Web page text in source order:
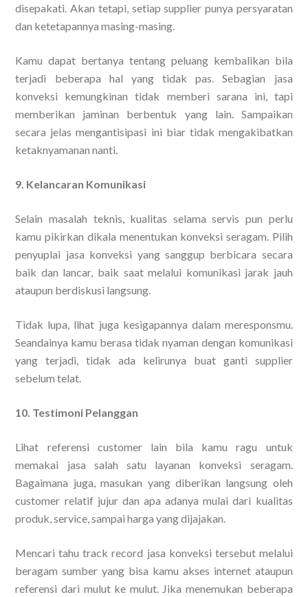
disepakati. Akan tetapi, setiap supplier punya persyaratan
dan ketetapannya masing-masing.
Kamu dapat bertanya tentang peluang kembalikan bila
terjadi beberapa hal yang tidak pas. Sebagian jasa
konveksi kemungkinan tidak memberi sarana ini, tapi
memberikan jaminan berbentuk yang lain. Sampaikan
secara jelas mengantisipasi ini biar tidak mengakibatkan
ketaknyamanan nanti.
9. Kelancaran Komunikasi
Selain masalah teknis, kualitas selama servis pun perlu
kamu pikirkan dikala menentukan konveksi seragam. Pilih
penyuplai jasa konveksi yang sanggup berbicara secara
baik dan lancar, baik saat melalui komunikasi jarak jauh
ataupun berdiskusi langsung.
Tidak lupa, lihat juga kesigapannya dalam meresponsmu.
Seandainya kamu berasa tidak nyaman dengan komunikasi
yang terjadi, tidak ada kelirunya buat ganti supplier
sebelum telat.
10. Testimoni Pelanggan
Lihat referensi customer lain bila kamu ragu untuk
memakai jasa salah satu layanan konveksi seragam.
Bagaimana juga, masukan yang diberikan langsung oleh
customer relatif jujur dan apa adanya mulai dari kualitas
produk, service, sampai harga yang dijajakan.
Mencari tahu track record jasa konveksi tersebut melalui
beragam sumber yang bisa kamu akses internet ataupun
referensi dari mulut ke mulut. Jika menemukan beberapa